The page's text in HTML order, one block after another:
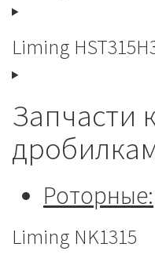
Liming
Запчасти
Роторные:
Liming NK1315